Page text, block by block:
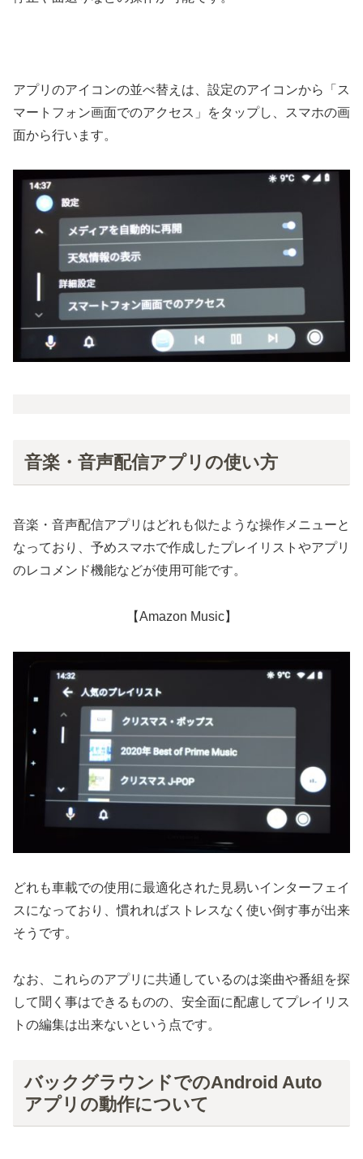
アプリのアイコンの並べ替えは、設定のアイコンから「ス
マートフォン画面でのアクセス」をタップし、スマホの画
面から行います。
音楽・音声配信アプリの使い方
音楽・音声配信アプリはどれも似たような操作メニューと
なっており、予めスマホで作成したプレイリストやアプリ
のレコメンド機能などが使用可能です。
【Amazon Music】
どれも車載での使用に最適化された見易いインターフェイ
スになっており、慣れればストレスなく使い倒す事が出来
そうです。
なお、これらのアプリに共通しているのは楽曲や番組を探
して聞く事はできるものの、安全面に配慮してプレイリス
トの編集は出来ないという点です。
バックグラウンドでのAndroid Auto
アプリの動作について